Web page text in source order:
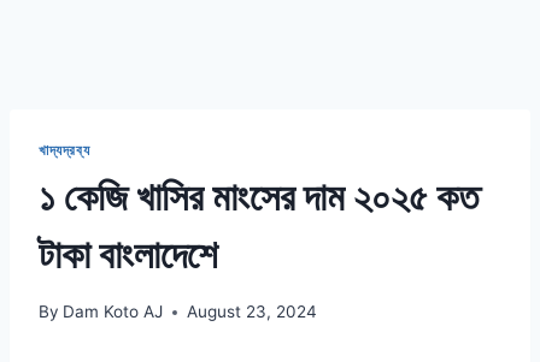
খাদ্যদ্রব্য
১ কেজি খাসির মাংসের দাম ২০২৫ কত
টাকা বাংলাদেশে
By Dam Koto AJ August 23, 2024